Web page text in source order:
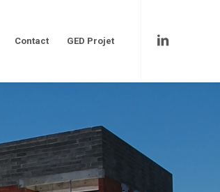
Contact GED Projet